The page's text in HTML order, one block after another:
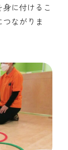
に付けるこ
ながりま